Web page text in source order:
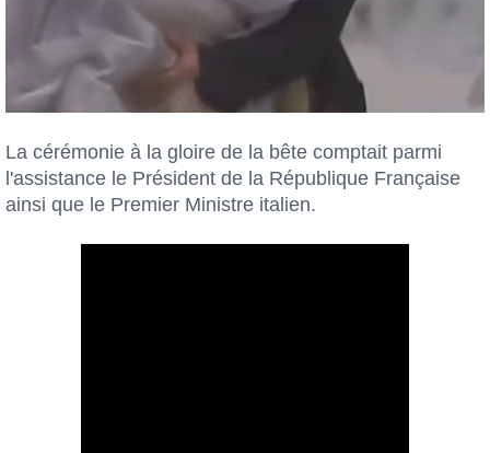
La cérémonie à la gloire de la bête comptait parmi
l'assistance le Président de la République Française
ainsi que le Premier Ministre italien.